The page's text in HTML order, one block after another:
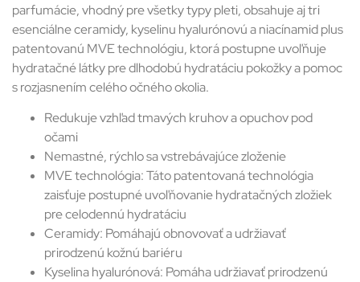
parfumácie, vhodný pre všetky typy pleti, obsahuje aj tri
esenciálne ceramidy, kyselinu hyalurónovú a niacínamid plus
patentovanú MVE technológiu, ktorá postupne uvoľňuje
hydratačné látky pre dlhodobú hydratáciu pokožky a pomoc
s rozjasnením celého očného okolia.
Redukuje vzhľad tmavých kruhov a opuchov pod
očami
Nemastné, rýchlo sa vstrebávajúce zloženie
MVE technológia: Táto patentovaná technológia
zaisťuje postupné uvoľňovanie hydratačných zložiek
pre celodennú hydratáciu
Ceramidy: Pomáhajú obnovovať a udržiavať
prirodzenú kožnú bariéru
Kyselina hyalurónová: Pomáha udržiavať prirodzenú